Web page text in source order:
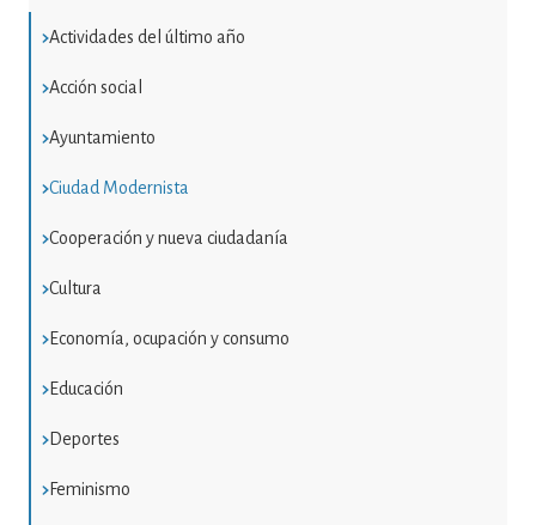
Actividades del último año
Acción social
Ayuntamiento
Ciudad Modernista
Cooperación y nueva ciudadanía
Cultura
Economía, ocupación y consumo
Educación
Deportes
Feminismo